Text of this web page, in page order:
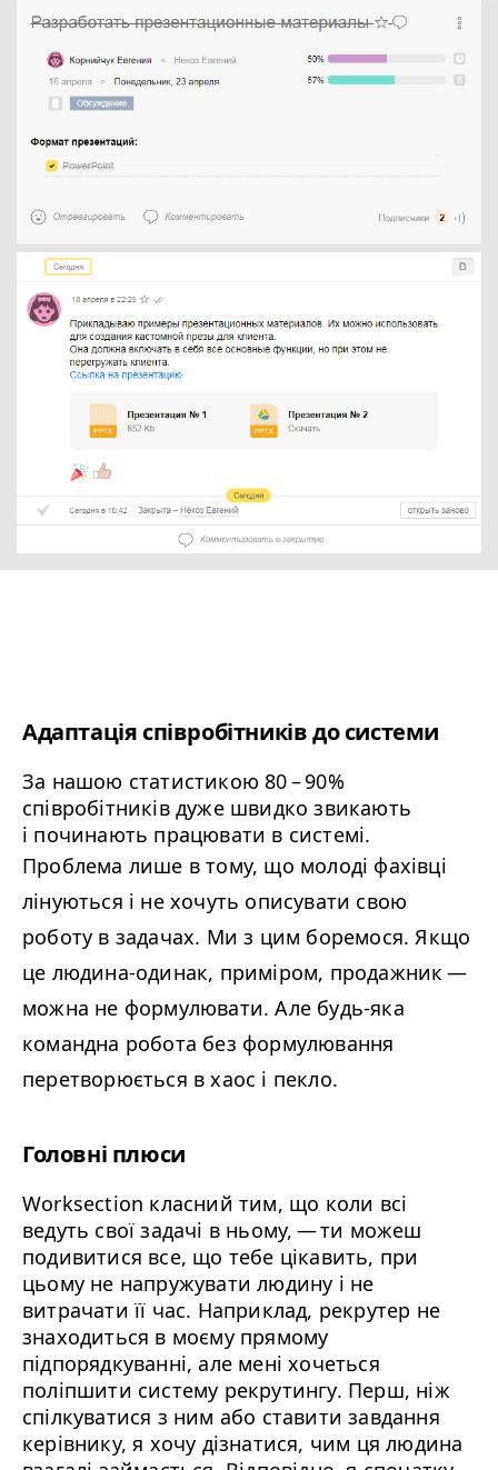
Адаптація співробітників до системи
За нашою статистикою80–90%
співробітників дуже швидко звикають
і починають працювати в системі.
Проблема лише в тому, що молоді фахівці
лінуються і не хочуть описувати свою
роботу в задачах. Ми з цим боремося. Якщо
це людина-одинак, приміром, продажник —
можна не формулювати. Але будь-яка
командна робота без формулювання
перетворюється в хаос і пекло.
Головні плюси
Worksection класний тим, що коли всі
ведуть свої задачі в ньому, — ти можеш
подивитися все, що тебе цікавить, при
цьому не напружувати людину і не
витрачати її час. Наприклад, рекрутер не
знаходиться в моєму прямому
підпорядкуванні, але мені хочеться
поліпшити систему рекрутингу. Перш, ніж
спілкуватися з ним або ставити завдання
керівнику, я хочу дізнатися, чим ця людина